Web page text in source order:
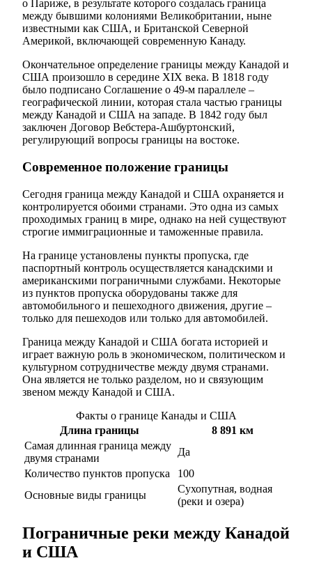
о Париже, в результате которого создалась граница
между бывшими колониями Великобритании, ныне
известными как США, и Британской Северной
Америкой, включающей современную Канаду.
Окончательное определение границы между Канадой и
США произошло в середине XIX века. В 1818 году
было подписано Соглашение о 49-м параллеле –
географической линии, которая стала частью границы
между Канадой и США на западе. В 1842 году был
заключен Договор Вебстера-Ашбуртонский,
регулирующий вопросы границы на востоке.
Современное положение границы
Сегодня граница между Канадой и США охраняется и
контролируется обоими странами. Это одна из самых
проходимых границ в мире, однако на ней существуют
строгие иммиграционные и таможенные правила.
На границе установлены пункты пропуска, где
паспортный контроль осуществляется канадскими и
американскими пограничными службами. Некоторые
из пунктов пропуска оборудованы также для
автомобильного и пешеходного движения, другие –
только для пешеходов или только для автомобилей.
Граница между Канадой и США богата историей и
играет важную роль в экономическом, политическом и
культурном сотрудничестве между двумя странами.
Она является не только разделом, но и связующим
звеном между Канадой и США.
Факты о границе Канады и США
Длина границы
8 891 км
Самая длинная граница между
двумя странами
Да
Количество пунктов пропуска
100
Основные виды границы
Сухопутная, водная
(реки и озера)
Пограничные реки между Канадой
и США